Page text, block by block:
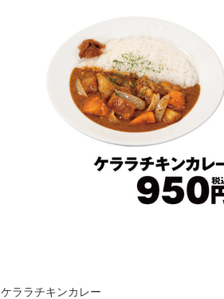
ケララチキンカレー